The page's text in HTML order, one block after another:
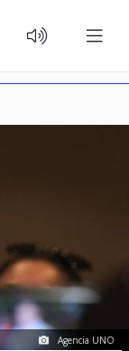
Agencia UNO